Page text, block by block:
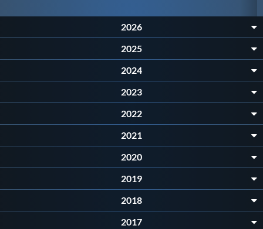
Archivio News
Galleria fotografica
Videogallery
2026
2025
2024
2023
2022
2021
2020
2019
2018
2017